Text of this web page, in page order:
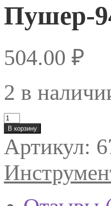
Пушер-
504.00 ₽
2 в
Количество
товара
Пушер-946
Klio
В корзину
Артикул: